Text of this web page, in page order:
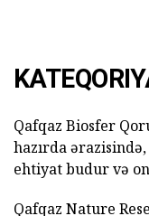
Qafqaz Biosfer
hazırda
ehtiyat budur və
Qafqaz Nature